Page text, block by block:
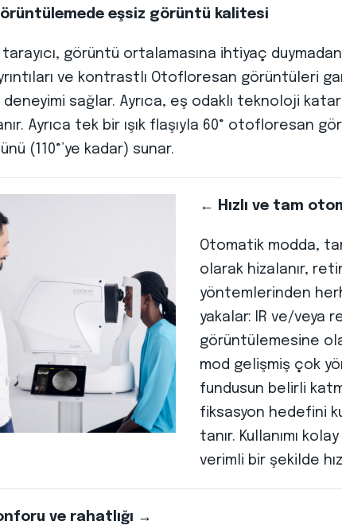
eşsiz görüntü kalitesi
tarayıcı, görüntü ortalamasına ihtiyaç
ve kontrastlı Otofloresan görüntüleri
deneyimi sağlar. Ayrıca, eş odaklı teknoloji
Ayrıca tek bir ışık flaşıyla 60° otofloresan
(110°’ye kadar) sunar.
← Hızlı ve tam
Otomatik modda,
olarak hizalanır,
yöntemlerinden
yakalar: IR ve/veya
görüntülemesine
mod gelişmiş çok
fundusun belirli
fiksasyon hedefini
tanır. Kullanımı
verimli bir şekilde
ve rahatlığı →